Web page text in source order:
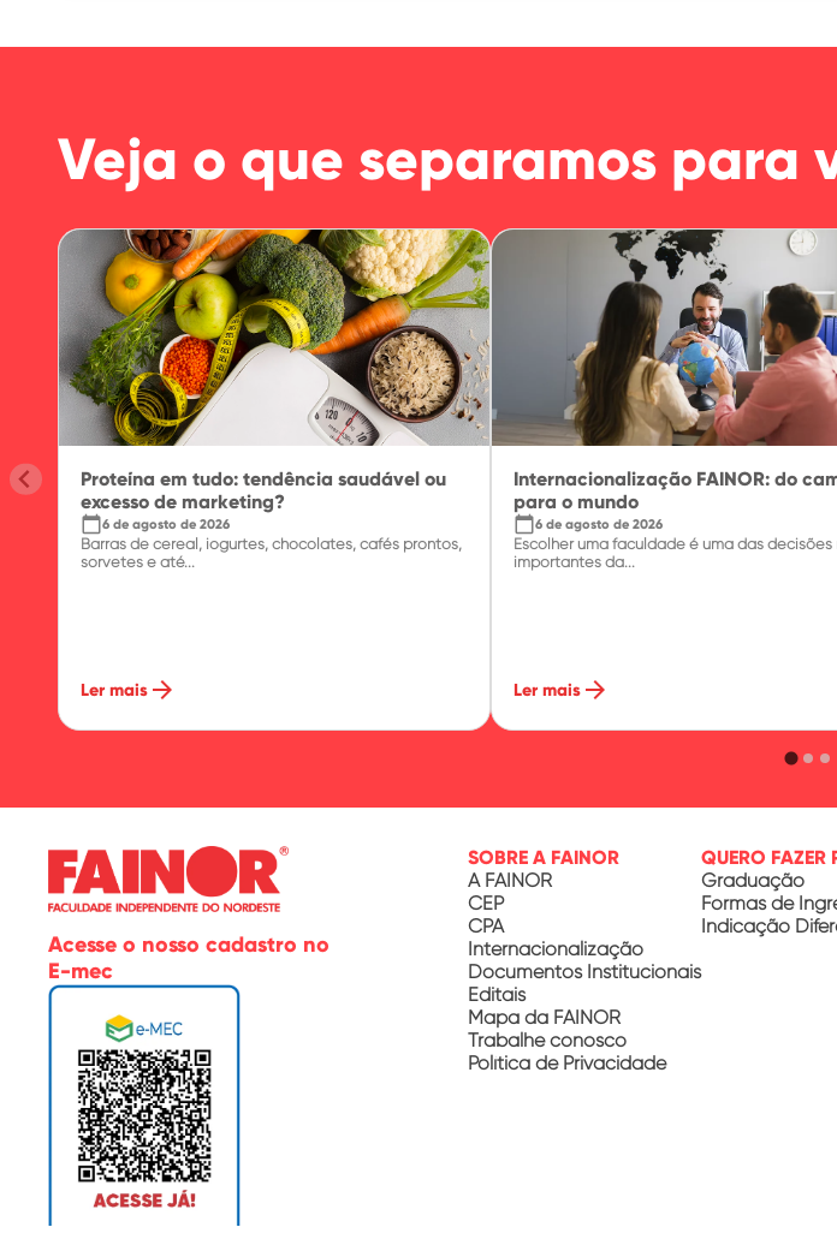
Veja o que separamos para
Proteína em tudo: tendência saudável ou
excesso de marketing?
calendar_today6 de agosto de 2026
Barras de cereal, iogurtes, chocolates, cafés prontos,
sorvetes e até...
Ler mais arrow_forward
Internacionalização FAINOR: do
para o mundo
calendar_today6 de agosto de 2026
Escolher uma faculdade é uma das decisões
importantes da...
Ler mais arrow_forward
Acesse o nosso cadastro no
E-mec
SOBRE A FAINOR
A FAINOR
CEP
CPA
Internacionalização
Documentos Institucionais
Editais
Mapa da FAINOR
Trabalhe conosco
Política de Privacidade
QUERO FAZER
Graduação
Formas de
Indicação